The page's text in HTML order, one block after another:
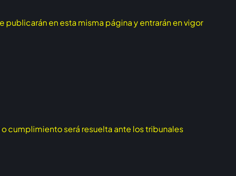
en esta misma página y entrarán en vigor
cumplimiento será resuelta ante los tribunales